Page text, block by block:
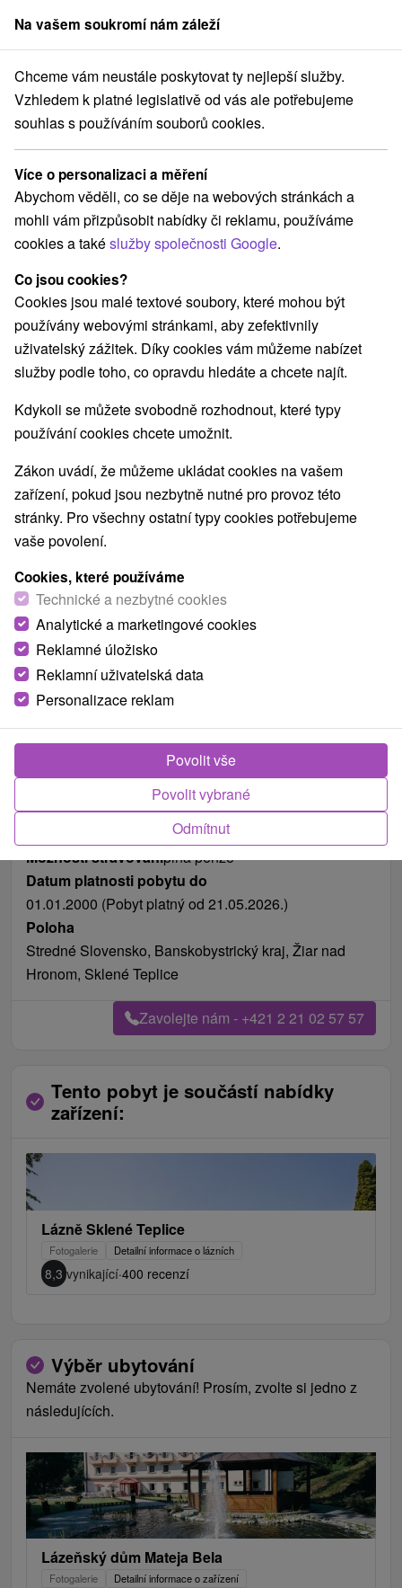
člen skupinySorger
Lázeňské probuzení léta: Exkluzivní start sezóny ve Sklených
Lázeňské probuzení léta: Exkluzivní
start sezóny ve Sklených Teplicích
Platnost pobytu vypršela! Vyberte si níže z aktuálních nabídek.
Lázně Sklené Teplice Sklené Teplice
Navigovat do místa
8,3 vynikající·400 recenzí
Fotografie od zákazníků+9
Možnosti stravováníplná penze
Datum platnosti pobytu do
01.01.2000 (Pobyt platný od 21.05.2026.)
Poloha
Stredné Slovensko, Banskobystrický kraj, Žiar nad
Hronom, Sklené Teplice
Zavolejte nám - +421 2 21 02 57 57
Tento pobyt je součástí nabídky
zařízení:
Lázně Sklené Teplice
Fotogalerie Detailní informace o lázních
8,3 vynikající·400 recenzí
Výběr ubytování
Nemáte zvolené ubytování! Prosím, zvolte si jedno z
následujících.
Lázeňský dům Mateja Bela
Fotogalerie Detailní informace o zařízení
Na vašem soukromí nám záleží
Chceme vám neustále poskytovat ty nejlepší služby.
Vzhledem k platné legislativě od vás ale potřebujeme
souhlas s používáním souborů cookies.
Více o personalizaci a měření
Abychom věděli, co se děje na webových stránkách a
mohli vám přizpůsobit nabídky či reklamu, používáme
cookies a takéslužby společnosti Google.
Co jsou cookies?
Cookies jsou malé textové soubory, které mohou být
používány webovými stránkami, aby zefektivnily
uživatelský zážitek. Díky cookies vám můžeme nabízet
služby podle toho, co opravdu hledáte a chcete najít.
Kdykoli se můžete svobodně rozhodnout, které typy
používání cookies chcete umožnit.
Zákon uvádí, že můžeme ukládat cookies na vašem
zařízení, pokud jsou nezbytně nutné pro provoz této
stránky. Pro všechny ostatní typy cookies potřebujeme
vaše povolení.
Cookies, které používáme
Technické a nezbytné cookies
Analytické a marketingové cookies
Reklamné úložisko
Reklamní uživatelská data
Personalizace reklam
Odmítnut
Povolit vybrané
Povolit vše